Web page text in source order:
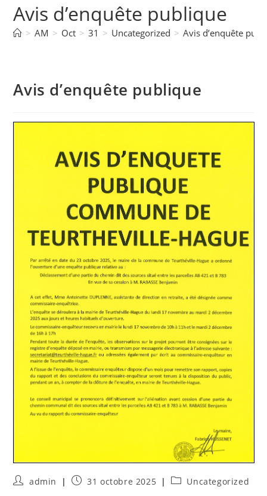
Avis d’enquête publique
> AM > Oct > 31 > Uncategorized > Avis d’enquête
Avis d’enquête publique
admin 31 octobre 2025 Uncategorized